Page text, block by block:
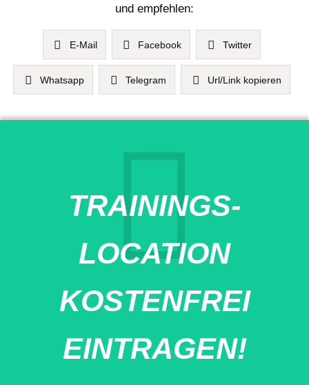
und empfehlen:
E-Mail Facebook Twitter
Whatsapp Telegram Url/Link kopieren
TRAININGS-
LOCATION
KOSTENFREI
EINTRAGEN!